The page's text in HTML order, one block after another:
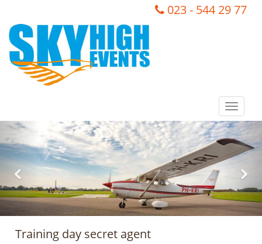
023 - 544 29 77
Toggle
Vorige
Training day secret agent